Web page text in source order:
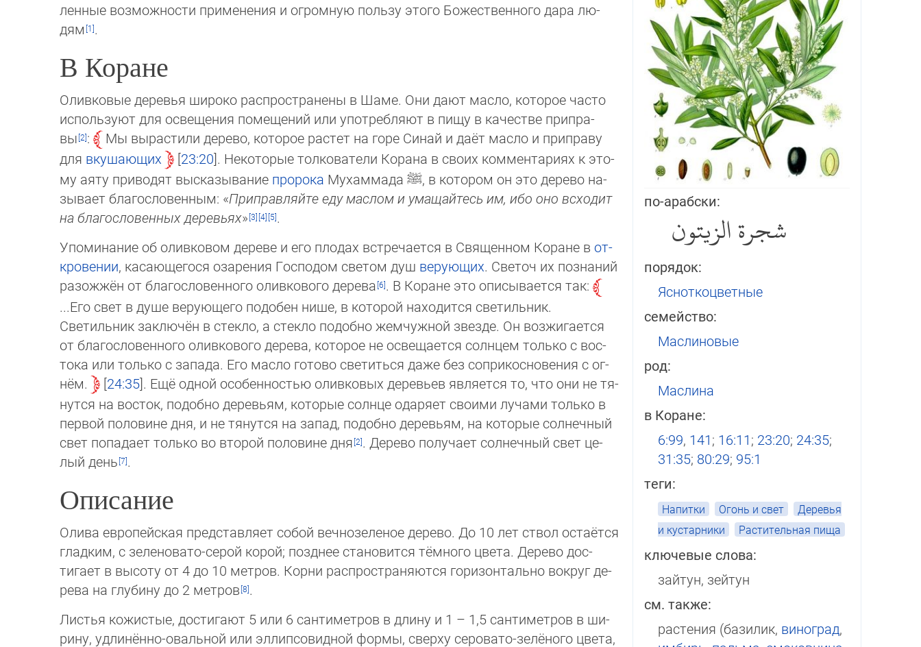
по-арабски:
شجرة الزيتون
порядок:
Ясноткоцветные
семейство:
Маслиновые
род:
Маслина
в Коране:
6:99, 141; 16:11; 23:20; 24:35;
31:35; 80:29; 95:1
теги:
Напитки Огонь и свет
Деревья
и кустарники
Растительная пища
ключевые слова:
зайтун, зейтун
см. также:
растения (базилик, виноград,
лен­ные возможности применения и огромную пользу этого Божественного дара лю­
дям
.
В Коране
Оливковые деревья широко распространены в Шаме. Они дают масло, которое часто
используют для освещения помещений или употребляют в пищу в качестве прип­ра­
вы
:
Мы вырастили дерево, которое растет на горе Синай и даёт масло и припра­ву
для вку­шаю­щих 23:20 . Некоторые толкователи Корана в своих коммента­риях к это­
му аяту при­водят высказывание пророка Мухаммада ﷺ, в котором он это дерево на­
зы­ва­ет бла­гословенным: «Приправляйте еду маслом и умащайтесь им, ибо оно всхо­дит
на бла­гословенных деревьях»
.
Упоминание об оливковом дереве и его плодах встречается в Священном Коране в от­
кро­вении, касающегося озарения Господом светом душ верующих. Светоч их поз­на­ний
разожжён от благословенного оливкового дерева
. В Коране это описывает­ся так:
...Его свет в душе верующего подобен нише, в которой находится светильник.
Светильник заключён в стекло, а стекло подобно жемчужной звезде. Он возжигается
от благословенного оливкового дерева, которое не освещается солнцем только с вос­
то­ка или только с запада. Его масло готово светиться даже без соприкосновения с ог­
нём.
24:35 . Ещё одной особенностью оливковых деревьев является то, что они не тя­
нут­ся на восток, подобно деревьям, которые солнце одаряет своими лучами только в
пер­вой половине дня, и не тянутся на запад, подобно деревьям, на которые солнеч­ный
свет по­падает только во второй половине дня
. Дерево получает солнечный свет це­
лый день
.
Описание
Олива европейская представляет собой вечнозеленое дерево. До 10 лет ствол ос­та­ёт­ся
гладким, с зеленовато-серой корой; позднее становится тёмного цвета. Де­ре­во дос­
тигает в высоту от 4 до 10 метров. Корни распространяются горизонтально вокруг де­
ре­ва на глубину до 2 метров
.
Листья кожистые, достигают 5 или 6 сантиметров в длину и 1 – 1,5 сантиметров в ши­
ри­ну, удлинённо-овальной или эллипсовидной формы, сверху серовато-зелёного цве­та,